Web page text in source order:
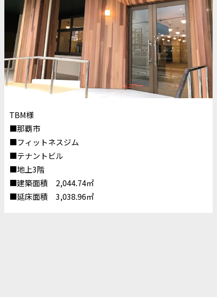
TBM様
■那覇市
■フィットネスジム
■テナントビル
■地上3階
■建築面積 2,044.74㎡
■延床面積 3,038.96㎡